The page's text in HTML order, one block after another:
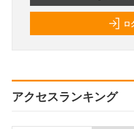
ロ
アクセスランキング